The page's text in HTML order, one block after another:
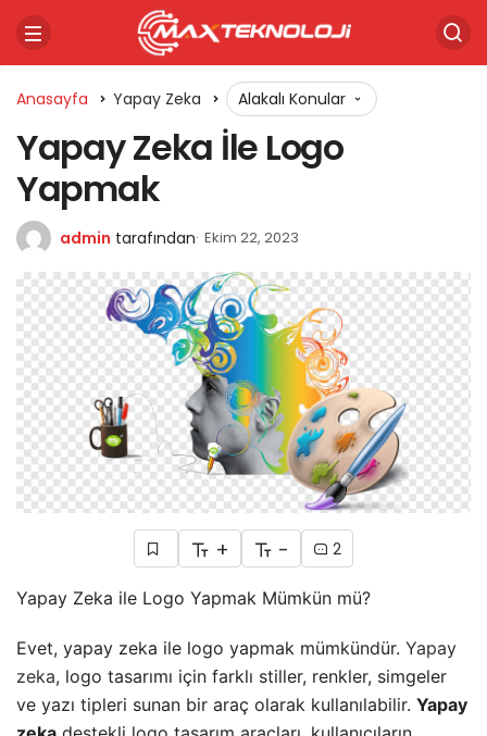
Anasayfa Yapay Zeka Alakalı Konular
Yapay Zeka İle Logo
Yapmak
admin tarafından Ekim 22, 2023
+ - 2
Yapay Zeka ile Logo Yapmak Mümkün mü?
Evet, yapay zeka ile logo yapmak mümkündür. Yapay
zeka, logo tasarımı için farklı stiller, renkler, simgeler
ve yazı tipleri sunan bir araç olarak kullanılabilir. Yapay